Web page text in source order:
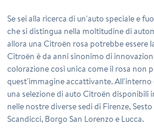
Se sei alla ricerca di un'auto speciale e
che si distingua nella moltitudine di
allora una Citroën rosa potrebbe essere
Citroën è da anni sinonimo di
colorazione così unica come il rosa non
quest'immagine accattivante. All'interno
una selezione di auto Citroën disponibili
nelle nostre diverse sedi di Firenze,
Scandicci, Borgo San Lorenzoe Lucca.